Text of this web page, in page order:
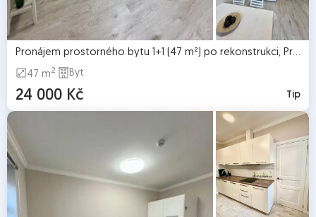
Pronájem prostorného bytu 1+1 (47 m²) po rekonstrukci, Praha 3 – Žižkov
47 m2 Byt
24 000 Kč Tip